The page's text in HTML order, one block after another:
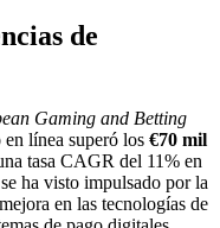
de
Gaming and Betting
línea superó los €70 mil
tasa CAGR del 11% en
ha visto impulsado por la
en las tecnologías de